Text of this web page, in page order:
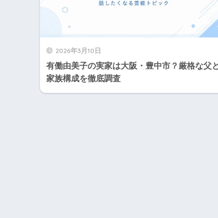
2026年3月10日
有働由美子の実家は大阪・豊中市？厳格な父
家族構成を徹底調査